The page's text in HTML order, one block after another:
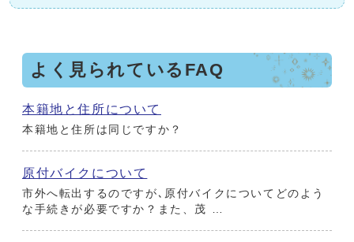
よく見られているFAQ
本籍地と住所について
本籍地と住所は同じですか？
原付バイクについて
市外へ転出するのですが､原付バイクについてどのよう
な手続きが必要ですか？また、茂 …